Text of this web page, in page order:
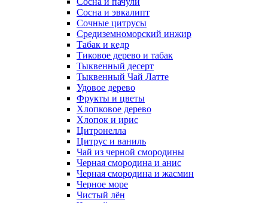
Сосна и эвкалипт
Сочные цитрусы
Средиземноморский инжир
Табак и кедр
Тиковое дерево и табак
Тыквенный десерт
Тыквенный Чай Латте
Удовое дерево
Фрукты и цветы
Хлопковое дерево
Хлопок и ирис
Цитронелла
Цитрус и ваниль
Чай из черной смородины
Черная смородина и анис
Черная смородина и жасмин
Черное море
Чистый лён